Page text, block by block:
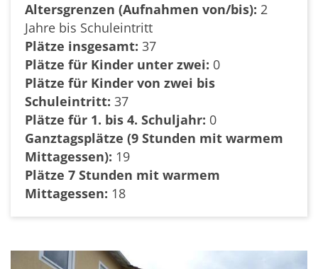
Altersgrenzen (Aufnahmen von/bis): 2
Jahre bis Schuleintritt
Plätze insgesamt: 37
Plätze für Kinder unter zwei: 0
Plätze für Kinder von zwei bis
Schuleintritt: 37
Plätze für 1. bis 4. Schuljahr: 0
Ganztagsplätze (9 Stunden mit warmem
Mittagessen): 19
Plätze 7 Stunden mit warmem
Mittagessen: 18